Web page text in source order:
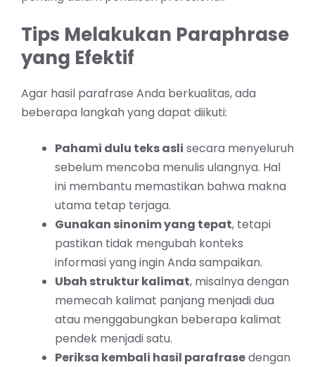
Tips Melakukan Paraphrase
yang Efektif
Agar hasil parafrase Anda berkualitas, ada
beberapa langkah yang dapat diikuti:
Pahami dulu teks asli secara menyeluruh
sebelum mencoba menulis ulangnya. Hal
ini membantu memastikan bahwa makna
utama tetap terjaga.
Gunakan sinonim yang tepat, tetapi
pastikan tidak mengubah konteks
informasi yang ingin Anda sampaikan.
Ubah struktur kalimat, misalnya dengan
memecah kalimat panjang menjadi dua
atau menggabungkan beberapa kalimat
pendek menjadi satu.
Periksa kembali hasil parafrasedengan